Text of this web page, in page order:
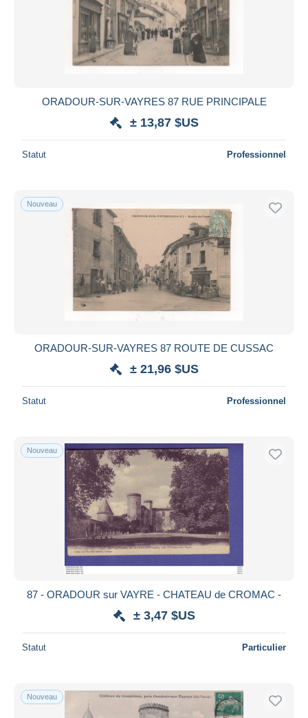
ORADOUR-SUR-VAYRES 87 RUE PRINCIPALE
± 13,87 $US
Statut Professionnel
Nouveau
ORADOUR-SUR-VAYRES 87 ROUTE DE CUSSAC
± 21,96 $US
Statut Professionnel
Nouveau
87 - ORADOUR sur VAYRE - CHATEAU de CROMAC -
± 3,47 $US
Statut Particulier
Nouveau